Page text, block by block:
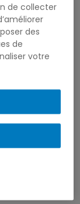
de collecter
des
de
votre